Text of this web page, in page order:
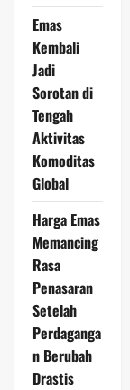
Emas
Kembali
Jadi
Sorotan di
Tengah
Aktivitas
Komoditas
Global
Harga Emas
Memancing
Rasa
Penasaran
Setelah
Perdaganga
n Berubah
Drastis